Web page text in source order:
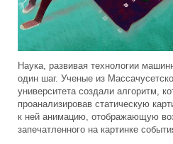
Наука, развивая технологии
один шаг. Ученые из
университета создали алгоритм,
проанализировав статическую
к ней анимацию, отображающую
запечатленного на картинке